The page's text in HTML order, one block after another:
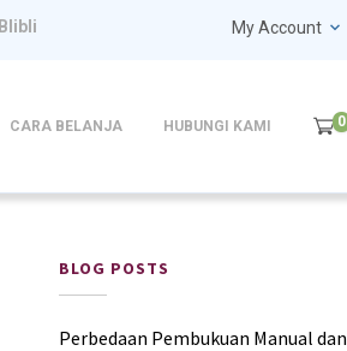
My Account
CARA BELANJA HUBUNGI KAMI 0
BLOG POSTS
Perbedaan Pembukuan Manual dan